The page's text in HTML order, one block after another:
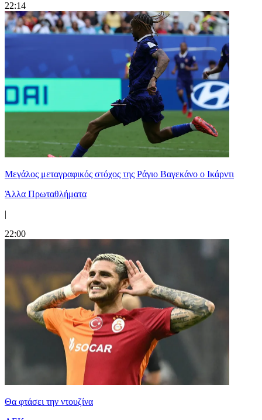
22:14
Μεγάλος μεταγραφικός στόχος της Ράγιο Βαγεκάνο ο Ικάρντι
Άλλα Πρωταθλήματα
|
22:00
Θα φτάσει την ντουζίνα